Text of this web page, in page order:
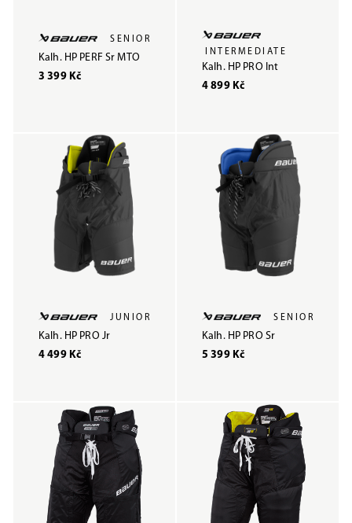
SENIOR
Kalh. HP PERF Sr MTO
3 399 Kč
INTERMEDIATE
Kalh. HP PRO Int
4 899 Kč
JUNIOR
Kalh. HP PRO Jr
4 499 Kč
SENIOR
Kalh. HP PRO Sr
5 399 Kč